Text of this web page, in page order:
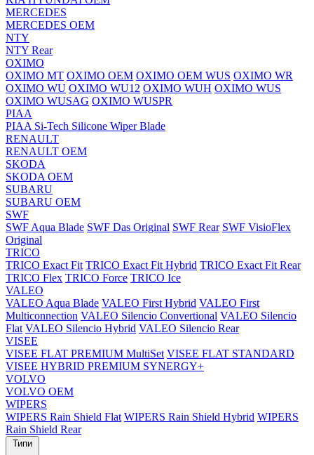
MERCEDES
MERCEDES OEM
NTY
NTY Rear
OXIMO
OXIMO MT OXIMO OEM OXIMO OEM WUS OXIMO WR
OXIMO WU OXIMO WU12 OXIMO WUH OXIMO WUS
OXIMO WUSAG OXIMO WUSPR
PIAA
PIAA Si-Tech Silicone Wiper Blade
RENAULT
RENAULT OEM
SKODA
SKODA OEM
SUBARU
SUBARU OEM
SWF
SWF Aqua Blade SWF Das Original SWF Rear SWF VisioFlex
Original
TRICO
TRICO Exact Fit TRICO Exact Fit Hybrid TRICO Exact Fit Rear
TRICO Flex TRICO Force TRICO Ice
VALEO
VALEO Aqua Blade VALEO First Hybrid VALEO First
Multiconnection VALEO Silencio Convertional VALEO Silencio
Flat VALEO Silencio Hybrid VALEO Silencio Rear
VISEE
VISEE FLAT PREMIUM MultiSet VISEE FLAT STANDARD
VISEE HYBRID PREMIUM SYNERGY+
VOLVO
VOLVO OEM
WIPERS
WIPERS Rain Shield Flat WIPERS Rain Shield Hybrid WIPERS
Rain Shield Rear
Типи